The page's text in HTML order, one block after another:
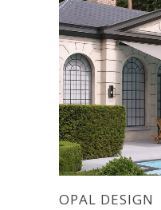
OPAL DESIGN